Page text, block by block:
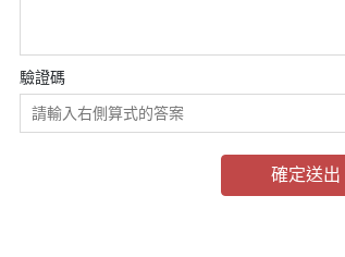
驗證碼
確定送出